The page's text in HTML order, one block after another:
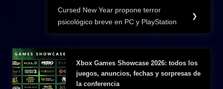
Next
Post:
Cursed New Year propone terror
psicológico breve en PC y PlayStation
❯
Xbox Games Showcase 2026: todos los
juegos, anuncios, fechas y sorpresas de
la conferencia